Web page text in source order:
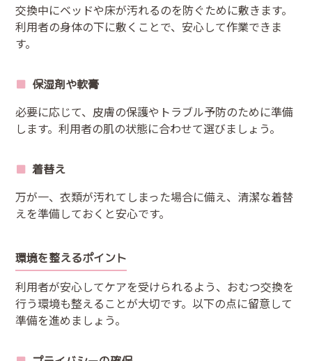
交換中にベッドや床が汚れるのを防ぐために敷きます。
利用者の身体の下に敷くことで、安心して作業できま
す。
保湿剤や軟膏
必要に応じて、皮膚の保護やトラブル予防のために準備
します。利用者の肌の状態に合わせて選びましょう。
着替え
万が一、衣類が汚れてしまった場合に備え、清潔な着替
えを準備しておくと安心です。
環境を整えるポイント
利用者が安心してケアを受けられるよう、おむつ交換を
行う環境も整えることが大切です。以下の点に留意して
準備を進めましょう。